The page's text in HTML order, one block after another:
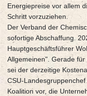
Energiepreise vor allem
Schritt vorzuziehen.
Der Verband der
sofortige Abschaffung.
Hauptgeschäftsführer
Allgemeinen". Gerade
sei der derzeitige
CSU-
Koalition vor, die